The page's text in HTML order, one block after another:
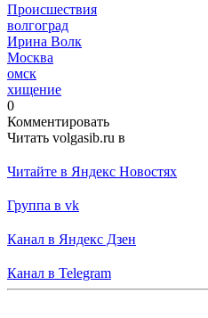
Происшествия
волгоград
Ирина Волк
Москва
омск
хищение
0
Комментировать
Читать volgasib.ru в
Читайте в Яндекс Новостях
Группа в vk
Канал в Яндекс Дзен
Канал в Telegram